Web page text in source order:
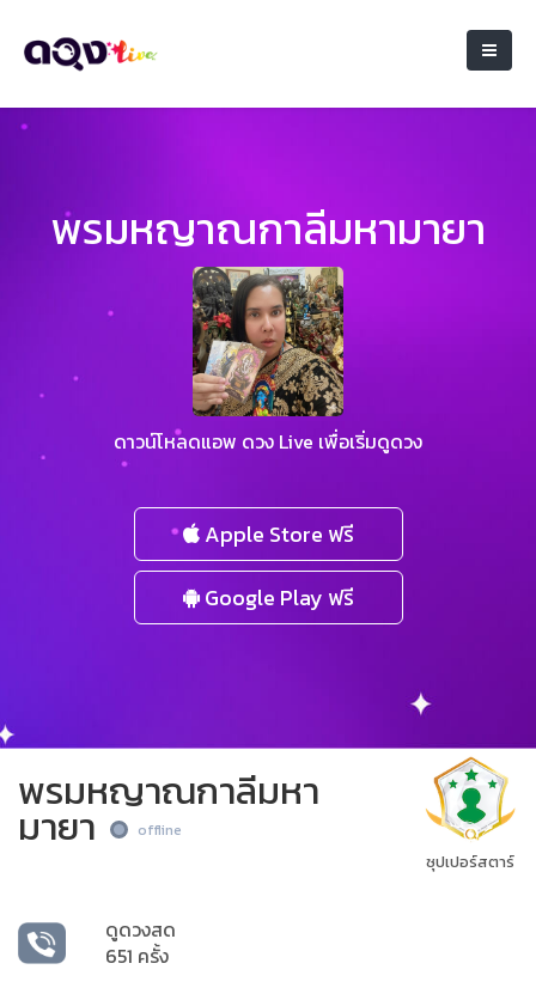
พรมหญาณกาลีมหามายา
ดาวน์โหลดแอพ ดวง Live เพื่อเริ่มดูดวง
Apple Store ฟรี
Google Play ฟรี
พรมหญาณกาลีมหา
มายา offline
ดูดวงสด
651 ครั้ง
ซุปเปอร์สตาร์